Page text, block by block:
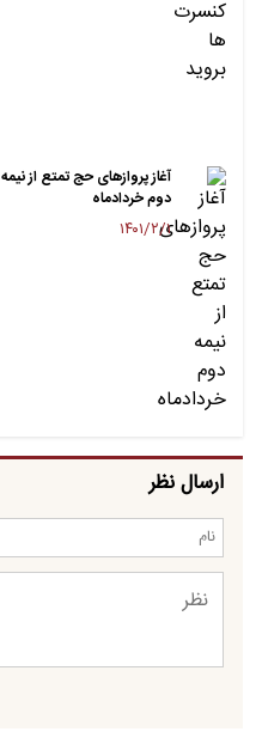
آغاز پروازهای حج تمتع از نیمه
دوم خردادماه
۱۴۰۱/۲/۱
ارسال نظر